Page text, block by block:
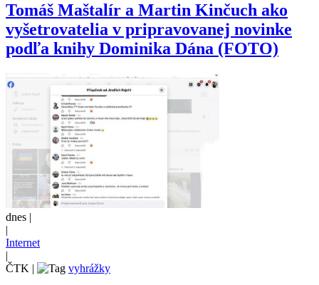
Tomáš Maštalír a Martin Kinčuch ako
vyšetrovatelia v pripravovanej novinke
podľa knihy Dominika Dána (FOTO)
dnes |
|
Internet
|
ČTK | vyhrážky